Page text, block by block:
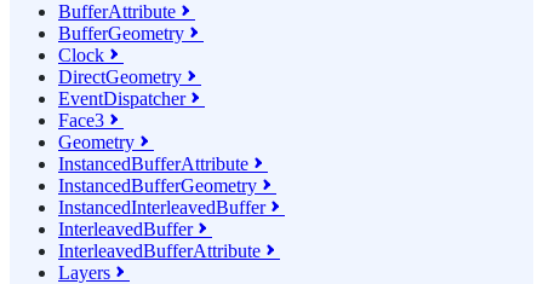
BufferAttribute 
BufferGeometry 
Clock 
DirectGeometry 
EventDispatcher
Face3 
Geometry 
InstancedBufferAttribute 
InstancedBufferGeometry 
InstancedInterleavedBuffer
InterleavedBuffer
InterleavedBufferAttribute 
Layers 